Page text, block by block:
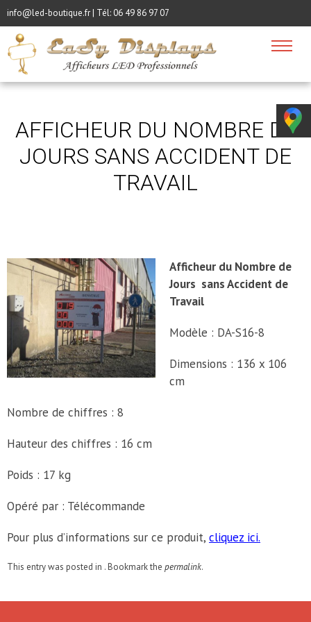
info@led-boutique.fr | Tél: 06 49 86 97 07
AFFICHEUR DU NOMBRE DE
JOURS SANS ACCIDENT DE
TRAVAIL
Afficheur du Nombre de
Jours sans Accident de
Travail
Modèle : DA-S16-8
Dimensions : 136 x 106
cm
Nombre de chiffres : 8
Hauteur des chiffres : 16 cm
Poids : 17 kg
Opéré par : Télécommande
Pour plus d’informations sur ce produit, cliquez ici.
This entry was posted in . Bookmark the permalink.